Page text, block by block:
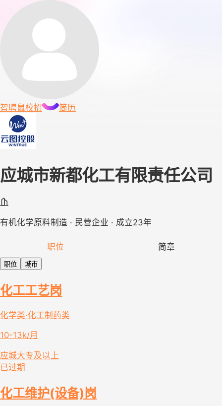
智聘鼠校招 简历
应城市新都化工有限责任公司
有机化学原料制造 · 民营企业 · 成立23年
职位 简章
职位 城市
化工工艺岗
化学类·化工制药类
10-13k/月
应城大专及以上
已过期
化工维护(设备)岗